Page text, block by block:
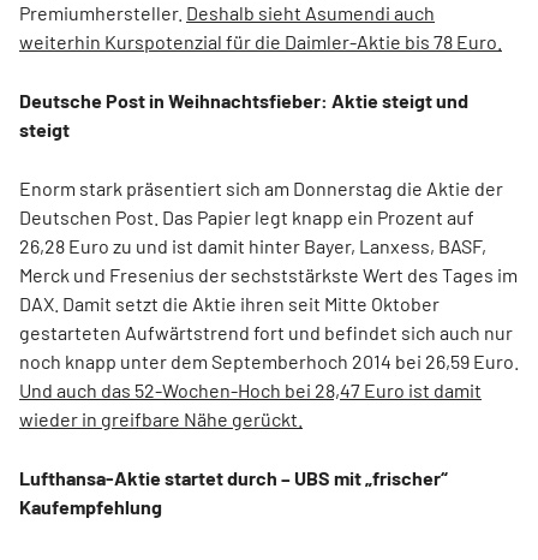
Premiumhersteller. Deshalb sieht Asumendi auch
weiterhin Kurspotenzial für die Daimler-Aktie bis 78 Euro.
Deutsche Post in Weihnachtsfieber: Aktie steigt und
steigt
Enorm stark präsentiert sich am Donnerstag die Aktie der
Deutschen Post. Das Papier legt knapp ein Prozent auf
26,28 Euro zu und ist damit hinter Bayer, Lanxess, BASF,
Merck und Fresenius der sechststärkste Wert des Tages im
DAX. Damit setzt die Aktie ihren seit Mitte Oktober
gestarteten Aufwärtstrend fort und befindet sich auch nur
noch knapp unter dem Septemberhoch 2014 bei 26,59 Euro.
Und auch das 52-Wochen-Hoch bei 28,47 Euro ist damit
wieder in greifbare Nähe gerückt.
Lufthansa-Aktie startet durch – UBS mit „frischer“
Kaufempfehlung